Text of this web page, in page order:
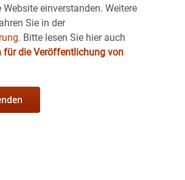
einverstanden. Weitere
Sie in der
Bitte lesen Sie hier auch
für die Veröffentlichung von